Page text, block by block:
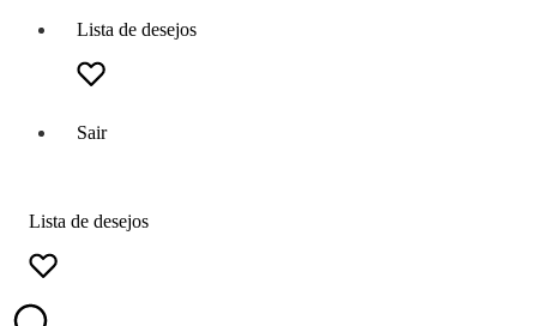
Lista de desejos
Sair
Lista de desejos